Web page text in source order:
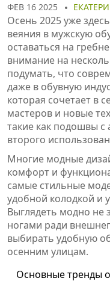
ФЕВ 16 2025
Осень 2025 уже
веяния в мужскую
оставаться на
внимание на
подумать, что
даже в обувную
которая сочетает в
мастеров и новые
такие как подошвы
второго
Многие модные
комфорт и
самые стильные
удобной колодкой и
Выглядеть модно не
ногами ради
выбирать удобную
осенним улицам.
Основные тренды